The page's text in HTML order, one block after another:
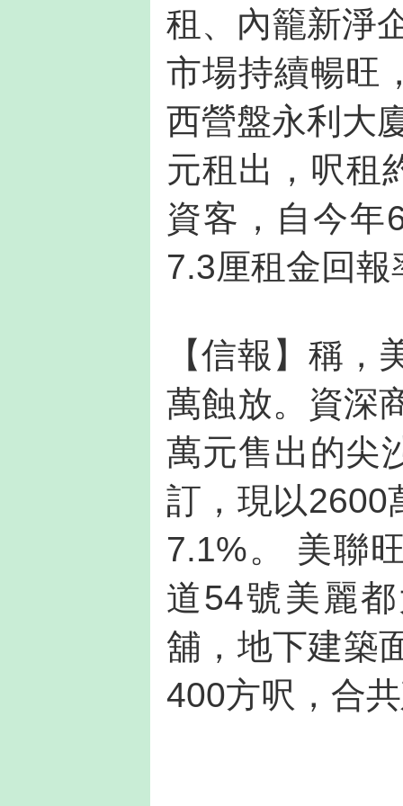
租、內籠新淨
市場持續暢旺
西營盤永利大
元租出，呎租
資客，自今年
7.3厘租金回報
【信報】稱
萬蝕放。資深
萬元售出的尖
訂，現以2600
7.1%。 美聯
道54號美麗
舖，地下建築
400方呎，合